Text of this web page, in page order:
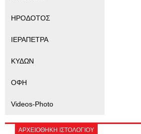
ΗΡΟΔΟΤΟΣ
ΙΕΡΑΠΕΤΡΑ
ΚΥΔΩΝ
ΟΦΗ
Videos-Photo
ΑΡΧΕΙΟΘΗΚΗ ΙΣΤΟΛΟΓΙΟΥ